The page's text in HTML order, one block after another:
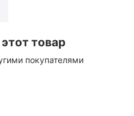
товар
покупателями